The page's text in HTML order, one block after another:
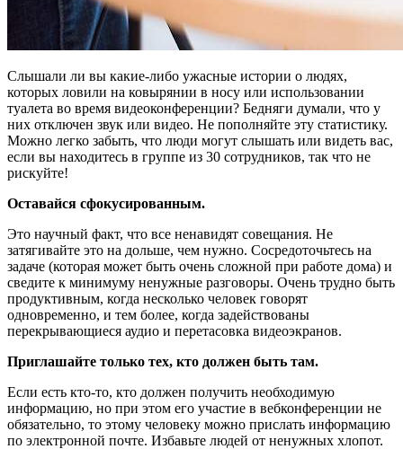
Cлышали ли вы какие-либо ужасные истории о людях,
которых ловили на ковырянии в носу или использовании
туалета во время видеоконференции? Бедняги думали, что у
них отключен звук или видео. Не пополняйте эту статистику.
Можно легко забыть, что люди могут слышать или видеть вас,
если вы находитесь в группе из 30 сотрудников, так что не
рискуйте!
Оставайся сфокусированным.
Это научный факт, что все ненавидят совещания. Не
затягивайте это на дольше, чем нужно. Сосредоточьтесь на
задаче (которая может быть очень сложной при работе дома) и
сведите к минимуму ненужные разговоры. Очень трудно быть
продуктивным, когда несколько человек говорят
одновременно, и тем более, когда задействованы
перекрывающиеся аудио и перетасовка видеоэкранов.
Приглашайте только тех, кто должен быть там.
Если есть кто-то, кто должен получить необходимую
информацию, но при этом его участие в вебконференции не
обязательно, то этому человеку можно прислать информацию
по электронной почте. Избавьте людей от ненужных хлопот.